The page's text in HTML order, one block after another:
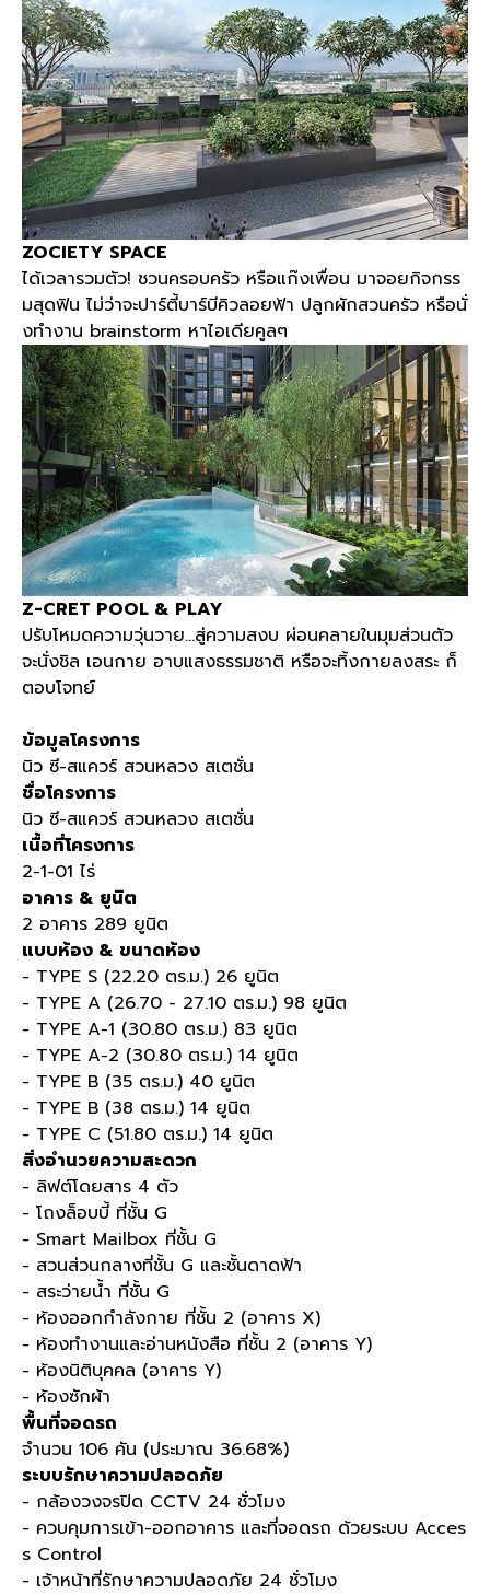
ZOCIETY SPACE
ได้เวลารวมตัว! ชวนครอบครัว หรือแก๊งเพื่อน มาจอยกิจกรร
มสุดฟิน ไม่ว่าจะปาร์ตี้บาร์บีคิวลอยฟ้า ปลูกผักสวนครัว หรือนั่
งทำงาน brainstorm หาไอเดียคูลๆ
Z-CRET POOL & PLAY
ปรับโหมดความวุ่นวาย…สู่ความสงบ ผ่อนคลายในมุมส่วนตัว
จะนั่งชิล เอนกาย อาบแสงธรรมชาติ หรือจะทิ้งกายลงสระ ก็
ตอบโจทย์
ข้อมูลโครงการ
นิว ซี-สแควร์ สวนหลวง สเตชั่น
ชื่อโครงการ
นิว ซี-สแควร์ สวนหลวง สเตชั่น
เนื้อที่โครงการ
2-1-01 ไร่
อาคาร & ยูนิต
2 อาคาร 289 ยูนิต
แบบห้อง & ขนาดห้อง
- TYPE S (22.20 ตร.ม.) 26 ยูนิต
- TYPE A (26.70 - 27.10 ตร.ม.) 98 ยูนิต
- TYPE A-1 (30.80 ตร.ม.) 83 ยูนิต
- TYPE A-2 (30.80 ตร.ม.) 14 ยูนิต
- TYPE B (35 ตร.ม.) 40 ยูนิต
- TYPE B (38 ตร.ม.) 14 ยูนิต
- TYPE C (51.80 ตร.ม.) 14 ยูนิต
สิ่งอำนวยความสะดวก
- ลิฟต์โดยสาร 4 ตัว
- โถงล็อบบี้ ที่ชั้น G
- Smart Mailbox ที่ชั้น G
- สวนส่วนกลางที่ชั้น G และชั้นดาดฟ้า
- สระว่ายน้ำ ที่ชั้น G
- ห้องออกกำลังกาย ที่ชั้น 2 (อาคาร X)
- ห้องทำงานและอ่านหนังสือ ที่ชั้น 2 (อาคาร Y)
- ห้องนิติบุคคล (อาคาร Y)
- ห้องซักผ้า
พื้นที่จอดรถ
จำนวน 106 คัน (ประมาณ 36.68%)
ระบบรักษาความปลอดภัย
- กล้องวงจรปิด CCTV 24 ชั่วโมง
- ควบคุมการเข้า-ออกอาคาร และที่จอดรถ ด้วยระบบ Acces
s Control
- เจ้าหน้าที่รักษาความปลอดภัย 24 ชั่วโมง